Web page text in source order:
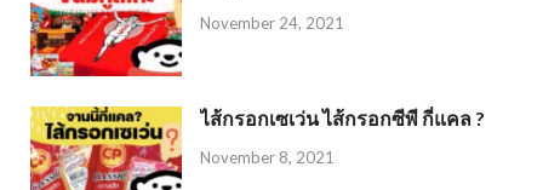
November 24, 2021
ไส้กรอกเซเว่น ไส้กรอกซีพี กี่แคล ?
November 8, 2021